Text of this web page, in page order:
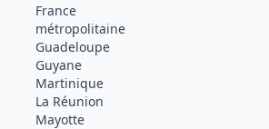
France
métropolitaine
Guadeloupe
Guyane
Martinique
La Réunion
Mayotte